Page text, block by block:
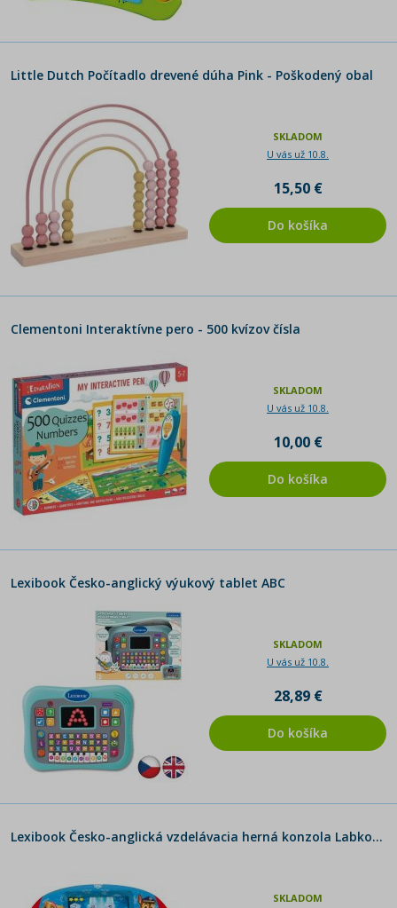
Little Dutch Počítadlo drevené dúha Pink - Poškodený obal
SKLADOM
U vás už 10.8.
15,50 €
Do košíka
Clementoni Interaktívne pero - 500 kvízov čísla
SKLADOM
U vás už 10.8.
10,00 €
Do košíka
Lexibook Česko-anglický výukový tablet ABC
SKLADOM
U vás už 10.8.
28,89 €
Do košíka
Lexibook Česko-anglická vzdelávacia herná konzola Labková patrola 100 aktivít
SKLADOM